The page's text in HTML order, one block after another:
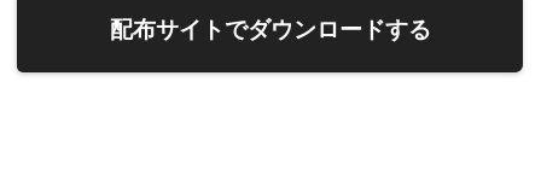
配布サイトでダウンロードする